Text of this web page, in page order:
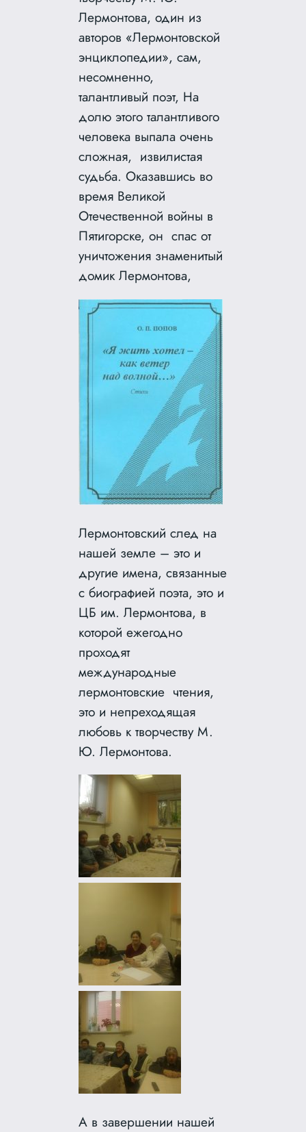
Лермонтова, один из
авторов «Лермонтовской
энциклопедии», сам,
несомненно,
талантливый поэт, На
долю этого талантливого
человека выпала очень
сложная, извилистая
судьба. Оказавшись вo
время Великой
Отечественной войны в
Пятигорске, он спас от
уничтожения знаменитый
домик Лермонтова,
Лермонтовский след на
нашей земле – это и
другие имена, связанные
с биографией поэта, это и
ЦБ им. Лермонтова, в
которой ежегодно
проходят
международные
лермонтовские чтения,
это и непреходящая
любовь к творчеству М.
Ю. Лермонтова.
А в завершении нашей